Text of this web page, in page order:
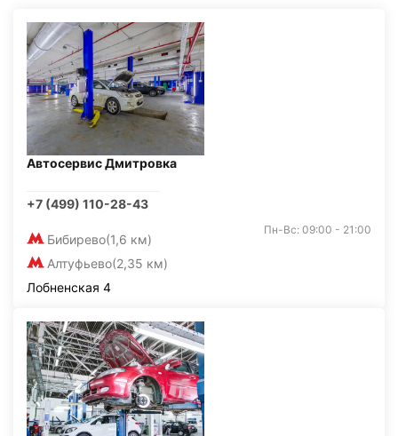
Автосервис Дмитровка
+7 (499) 110-28-43
Бибирево(1,6 км)
Алтуфьево(2,35 км)
Пн-Вс: 09:00 - 21:00
Лобненская 4